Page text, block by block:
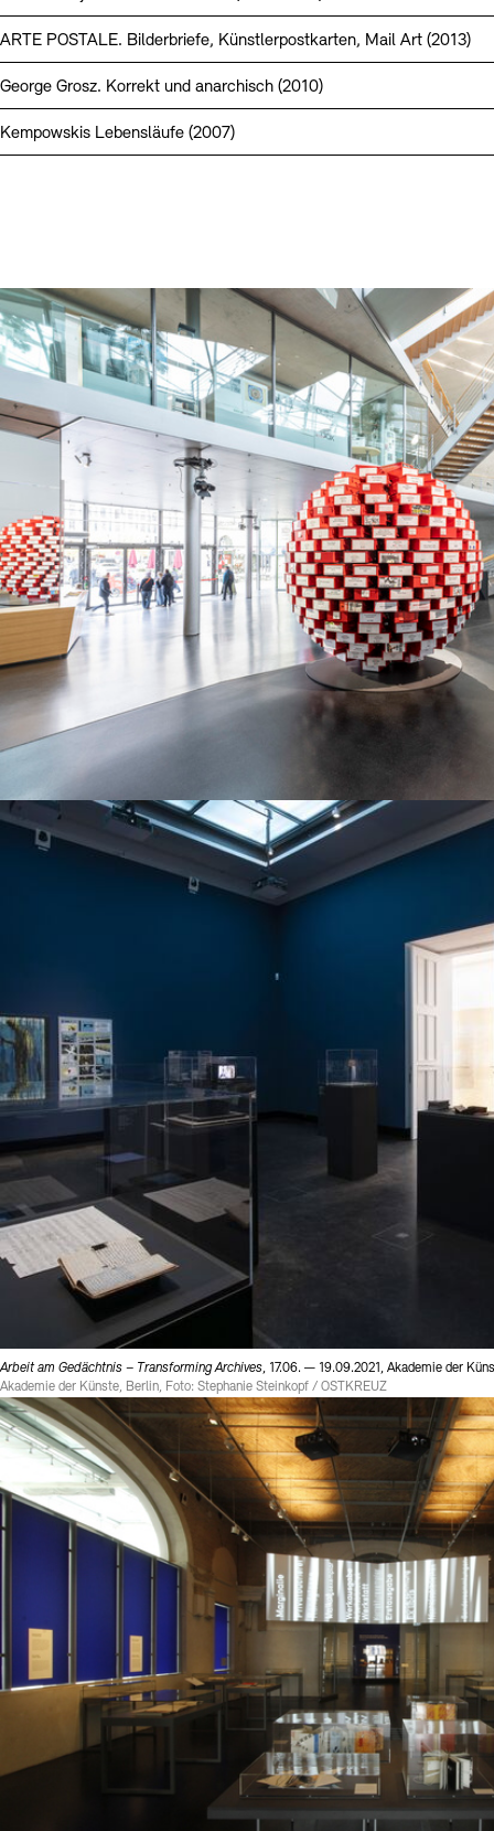
ARTE POSTALE. Bilderbriefe, Künstlerpostkarten, Mail Art (2013)
George Grosz. Korrekt und anarchisch (2010)
Kempowskis Lebensläufe (2007)
Arbeit am Gedächtnis – Transforming Archives, 17.06. — 19.09.2021, Akademie der
Akademie der Künste, Berlin, Foto: Stephanie Steinkopf / OSTKREUZ